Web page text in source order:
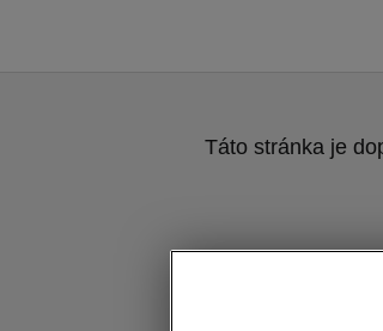
Táto stránka je